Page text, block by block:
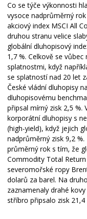
Co se týče výkonnosti
vysoce nadprůměrný
akciový index MSCI All
druhou stranu velice
globální dluhopisový
1,7 %. Celkově se
splatnostmi, když
se splatností nad 20 let
České vládní dluhopisy
dluhopisovému
připsal mírný zisk 2,5 %.
korporátní dluhopisy s
(high-yield), když jejich
nadprůměrný zisk 9,2
průměrný rok s tím, že
Commodity Total
severomořské ropy
dolarů za barel. Na
zaznamenaly drahé
stříbro připsalo zisk 21,4